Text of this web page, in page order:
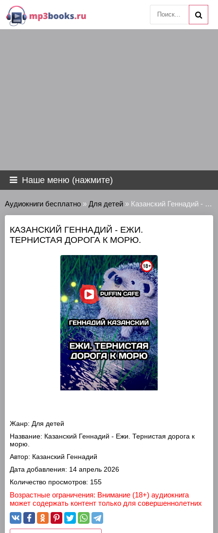
Наше меню (нажмите)
Аудиокниги бесплатно » Для детей » Казанский Геннадий - Ежи. Тернистая дорога к морю.
КАЗАНСКИЙ ГЕННАДИЙ - ЕЖИ.
ТЕРНИСТАЯ ДОРОГА К МОРЮ.
Жанр: Для детей
Название: Казанский Геннадий - Ежи. Тернистая дорога к
морю.
Автор: Казанский Геннадий
Дата добавления: 14 апрель 2026
Количество просмотров: 155
Возрастные ограничения: Внимание (18+) аудиокнига
может содержать контент только для совершеннолетних